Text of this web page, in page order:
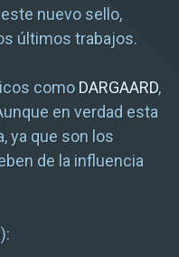
nuevo sello,
últimos trabajos.
como DARGAARD,
en verdad esta
ya que son los
de la influencia
):